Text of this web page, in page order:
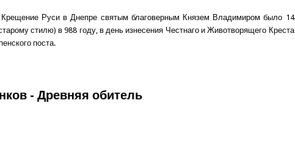
Крещение Руси в Днепре святым благоверным Князем Владимиром было 14
стилю) в 988 году, в день изнесения Честнаго и Животворящего Креста
поста.
- Древняя обитель